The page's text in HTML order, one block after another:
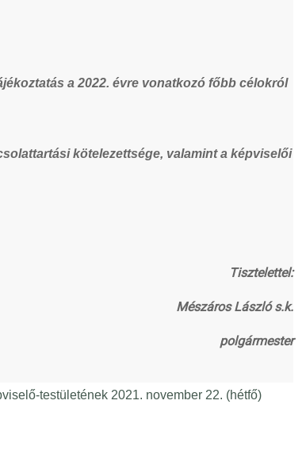
a 2022. évre vonatkozó főbb célokról
kötelezettsége, valamint a képviselői
Tisztelettel:
Mészáros László s.k.
polgármester
testületének 2021. november 22. (hétfő)